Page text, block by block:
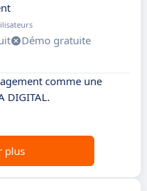
Démo gratuite
comme une
DIGITAL.
plus